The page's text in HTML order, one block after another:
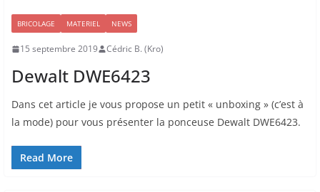
BRICOLAGE MATERIEL NEWS
15 septembre 2019 Cédric B. (Kro)
Dewalt DWE6423
Dans cet article je vous propose un petit « unboxing » (c’est à
la mode) pour vous présenter la ponceuse Dewalt DWE6423.
Read More